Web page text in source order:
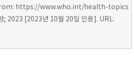
https://www.who.int/health-topics
; 2023 [2023년 10월 20일 인용]. URL: